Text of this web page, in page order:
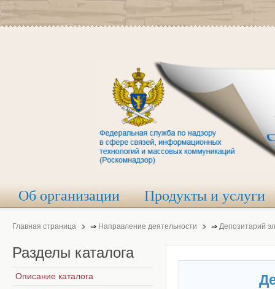
Об организации Продукты и услуги
Главная страница ⇒ Направление деятельности ⇒ Депозитарий
Разделы каталога
Описание каталога